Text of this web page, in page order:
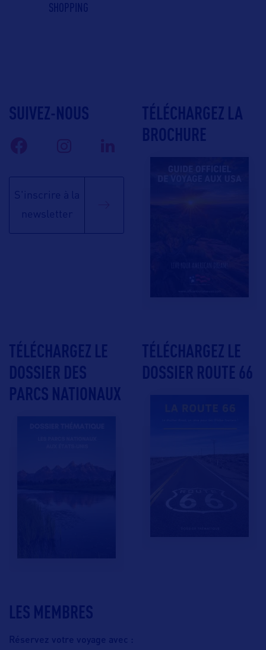
SHOPPING
LES MEMBRES
Réservez votre voyage avec :
SUIVEZ-NOUS
S'inscrire à la
newsletter
TÉLÉCHARGEZ LA
BROCHURE
TÉLÉCHARGEZ LE
DOSSIER DES
PARCS NATIONAUX
TÉLÉCHARGEZ LE
DOSSIER ROUTE 66